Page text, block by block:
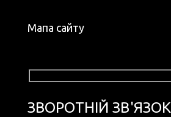
Мапа сайту
ЗВОРОТНІЙ ЗВ'ЯЗОК